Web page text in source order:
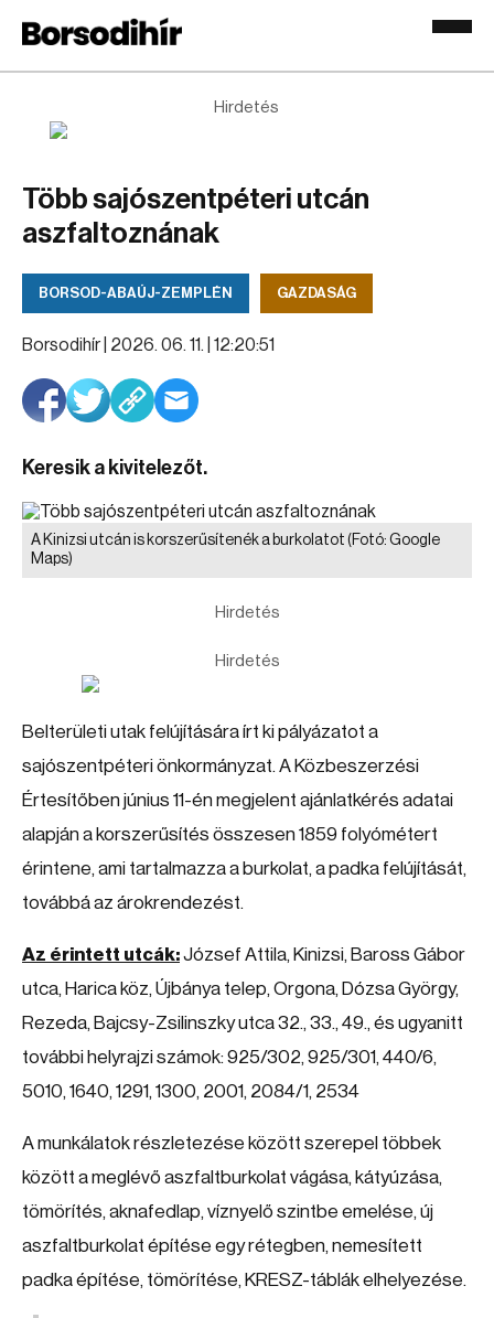
Hirdetés
Több sajószentpéteri utcán
aszfaltoznának
BORSOD-ABAÚJ-ZEMPLÉN GAZDASÁG
Borsodihír | 2026. 06. 11. | 12:20:51
Keresik a kivitelezőt.
A Kinizsi utcán is korszerűsítenék a burkolatot (Fotó: Google
Maps)
Hirdetés
Hirdetés
Belterületi utak felújítására írt ki pályázatot a
sajószentpéteri önkormányzat. A Közbeszerzési
Értesítőben június 11-én megjelent ajánlatkérés adatai
alapján a korszerűsítés összesen 1859 folyómétert
érintene, ami tartalmazza a burkolat, a padka felújítását,
továbbá az árokrendezést.
Az érintett utcák:József Attila, Kinizsi, Baross Gábor
utca, Harica köz, Újbánya telep, Orgona, Dózsa György,
Rezeda, Bajcsy-Zsilinszky utca 32., 33., 49., és ugyanitt
további helyrajzi számok: 925/302, 925/301, 440/6,
5010, 1640, 1291, 1300, 2001, 2084/1, 2534
A munkálatok részletezése között szerepel többek
között a meglévő aszfaltburkolat vágása, kátyúzása,
tömörítés, aknafedlap, víznyelő szintbe emelése, új
aszfaltburkolat építése egy rétegben, nemesített
padka építése, tömörítése, KRESZ-táblák elhelyezése.